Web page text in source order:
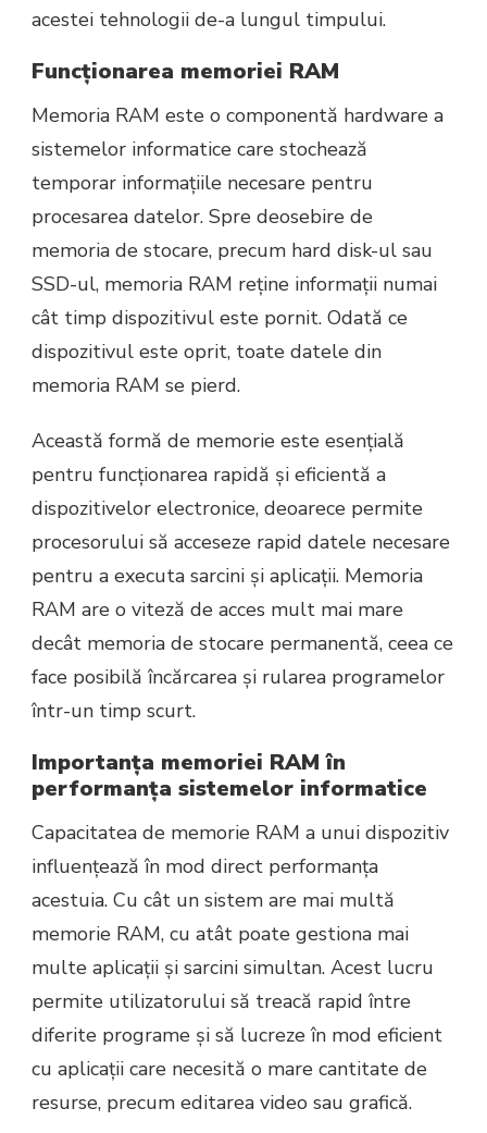
acestei tehnologii de-a lungul timpului.
Funcționarea memoriei RAM
Memoria RAM este o componentă hardware a
sistemelor informatice care stochează
temporar informațiile necesare pentru
procesarea datelor. Spre deosebire de
memoria de stocare, precum hard disk-ul sau
SSD-ul, memoria RAM reține informații numai
cât timp dispozitivul este pornit. Odată ce
dispozitivul este oprit, toate datele din
memoria RAM se pierd.
Această formă de memorie este esențială
pentru funcționarea rapidă și eficientă a
dispozitivelor electronice, deoarece permite
procesorului să acceseze rapid datele necesare
pentru a executa sarcini și aplicații. Memoria
RAM are o viteză de acces mult mai mare
decât memoria de stocare permanentă, ceea ce
face posibilă încărcarea și rularea programelor
într-un timp scurt.
Importanța memoriei RAM în
performanța sistemelor informatice
Capacitatea de memorie RAM a unui dispozitiv
influențează în mod direct performanța
acestuia. Cu cât un sistem are mai multă
memorie RAM, cu atât poate gestiona mai
multe aplicații și sarcini simultan. Acest lucru
permite utilizatorului să treacă rapid între
diferite programe și să lucreze în mod eficient
cu aplicații care necesită o mare cantitate de
resurse, precum editarea video sau grafică.